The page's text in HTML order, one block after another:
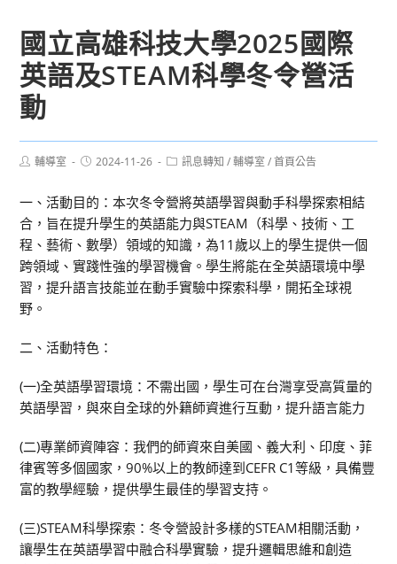
國立高雄科技大學2025國際
英語及STEAM科學冬令營活
動
Post輔導室
Post2024-11-26
Post訊息轉知 / 輔導室 / 首頁公告
一、活動目的：本次冬令營將英語學習與動手科學探索相結
合，旨在提升學生的英語能力與STEAM（科學、技術、工
程、藝術、數學）領域的知識，為11歲以上的學生提供一個
跨領域、實踐性強的學習機會。學生將能在全英語環境中學
習，提升語言技能並在動手實驗中探索科學，開拓全球視
野。
二、活動特色：
(一)全英語學習環境：不需出國，學生可在台灣享受高質量的
英語學習，與來自全球的外籍師資進行互動，提升語言能力
(二)專業師資陣容：我們的師資來自美國、義大利、印度、菲
律賓等多個國家，90%以上的教師達到CEFR C1等級，具備豐
富的教學經驗，提供學生最佳的學習支持。
(三)STEAM科學探索：冬令營設計多樣的STEAM相關活動，
讓學生在英語學習中融合科學實驗，提升邏輯思維和創造